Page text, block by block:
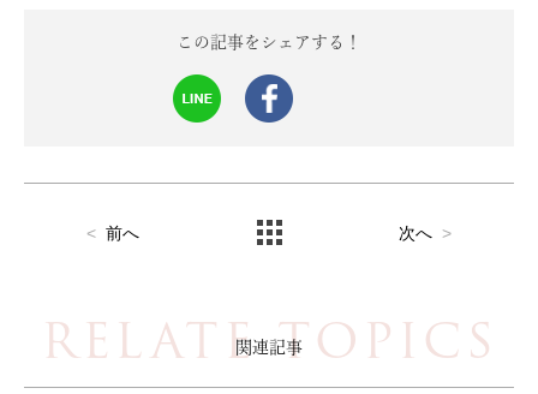
この記事をシェアする！
< 前へ 次へ >
RELATE TOPICS
関連記事